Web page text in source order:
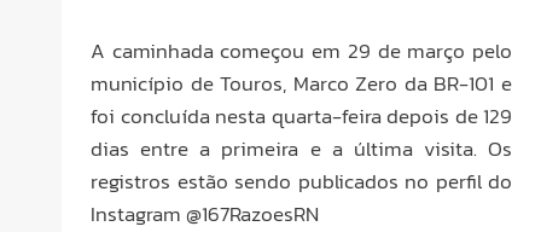
A caminhada começou em 29 de março pelo
município de Touros, Marco Zero da BR-101 e
foi concluída nesta quarta-feira depois de 129
dias entre a primeira e a última visita. Os
registros estão sendo publicados no perfil do
Instagram @167RazoesRN